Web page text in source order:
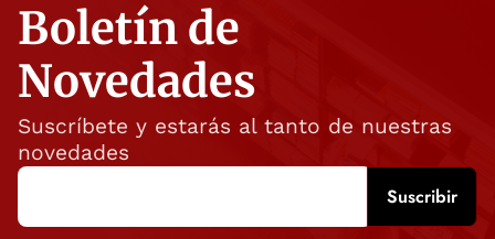
Boletín de
Novedades
Suscríbete y estarás al tanto de nuestras
novedades